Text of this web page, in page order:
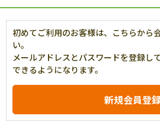
初めてご利用のお客様は、こちらから
い。
メールアドレスとパスワードを登録し
できるようになります。